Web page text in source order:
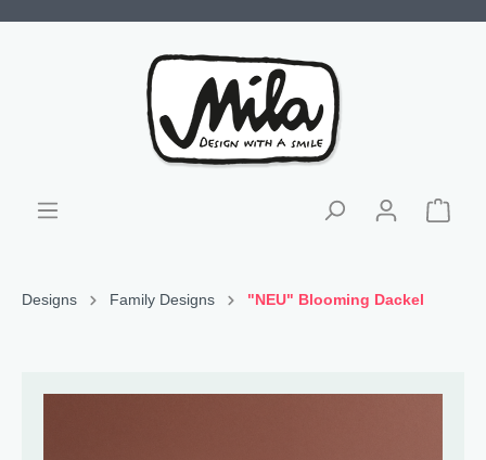
Designs Family Designs "NEU" Blooming Dackel